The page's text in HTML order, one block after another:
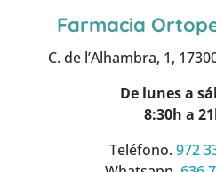
Farmacia
C. de l’Alhambra, 1,
De lunes a
8:30h a
Teléfono. 972